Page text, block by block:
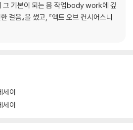
그 기본이 되는 몸 작업body work에 깊
걸음』을 썼고, 『액트 오브 컨시어스니
세이
세이